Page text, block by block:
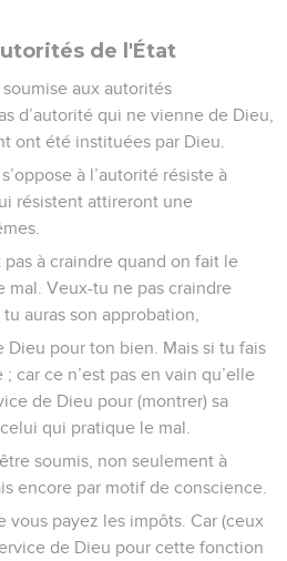
de l'État
aux autorités
d’autorité qui ne vienne de Dieu,
ont été instituées par Dieu.
à l’autorité résiste à
résistent attireront une
à craindre quand on fait le
mal. Veux-tu ne pas craindre
auras son approbation,
Dieu pour ton bien. Mais si tu fais
car ce n’est pas en vain qu’elle
de Dieu pour (montrer) sa
qui pratique le mal.
soumis, non seulement à
encore par motif de conscience.
vous payez les impôts. Car (ceux
de Dieu pour cette fonction